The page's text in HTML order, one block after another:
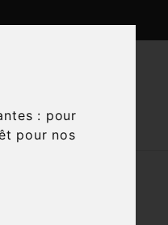
: pour
pour nos